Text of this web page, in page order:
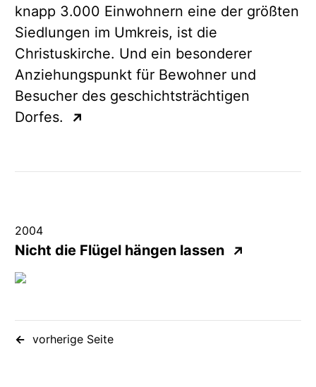
knapp 3.000 Einwohnern eine der größten
Siedlungen im Umkreis, ist die
Christuskirche. Und ein besonderer
Anziehungspunkt für Bewohner und
Besucher des geschichtsträchtigen
Dorfes.
↗
Nicht die Flügel hängen lassen ↗
2004
vorherige Seite